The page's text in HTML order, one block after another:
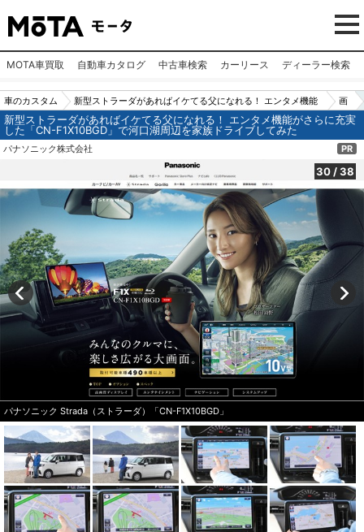
MOTA車買取 自動車カタログ 中古車検索 カーリース ディーラー検索
車のカスタム
パーツ（カー
用品）
新型ストラーダがあればイケてる父になれる！ エンタメ機能
がさらに充実した「CN-F1X10BGD」で河口湖周辺を家族ドラ
イブしてみた
画
像
N
0
新型ストラーダがあればイケてる父になれる！ エンタメ機能がさらに充実
した「CN-F1X10BGD」で河口湖周辺を家族ドライブしてみた
パナソニック株式会社 PR
30 /38
パナソニック Strada（ストラーダ）「CN-F1X10BGD」